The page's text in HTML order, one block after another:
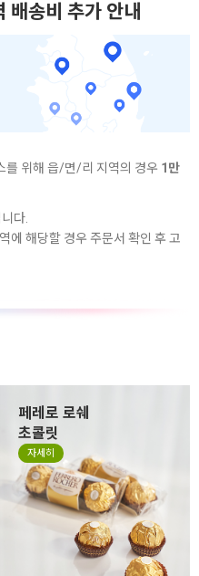
배송비 추가 안내
를 위해 읍/면/리 지역의 경우 1만
다.
에 해당할 경우 주문서 확인 후 고
페레로 로쉐
초콜릿
자세히